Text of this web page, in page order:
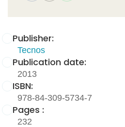
Publisher:
Tecnos
Publication date:
2013
ISBN:
978-84-309-5734-7
Pages :
232